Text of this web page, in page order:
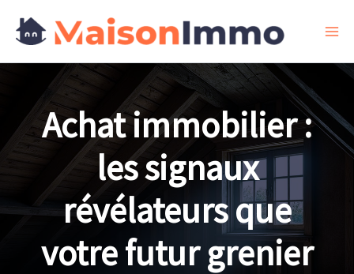
Achat immobilier :
les signaux
révélateurs que
votre futur grenier